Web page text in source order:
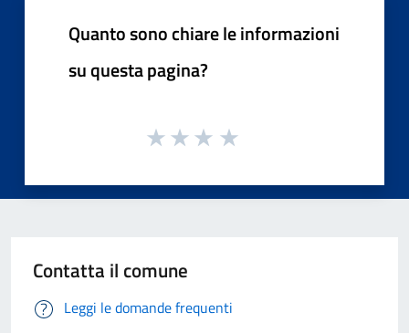
Quanto sono chiare le informazioni
su questa pagina?
Contatta il comune
Leggi le domande frequenti